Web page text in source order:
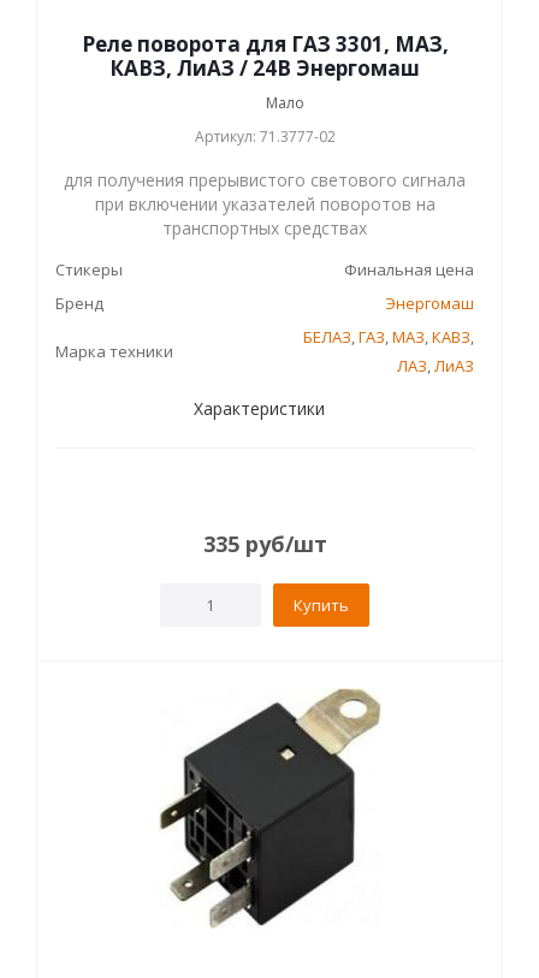
Реле поворота для ГАЗ 3301, МАЗ,
КАВЗ, ЛиАЗ / 24В Энергомаш
Мало
Артикул: 71.3777-02
для получения прерывистого светового сигнала
при включении указателей поворотов на
транспортных средствах
Стикеры
Финальная цена
Бренд
Энергомаш
Марка техники
БЕЛАЗ,ГАЗ,МАЗ,КАВЗ,
ЛАЗ,ЛиАЗ
Характеристики
335 руб/шт
Купить